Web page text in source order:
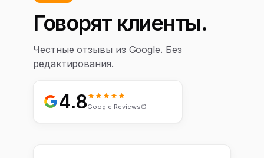
Говорят клиенты.
Честные отзывы из Google. Без
редактирования.
4.8Google Reviews